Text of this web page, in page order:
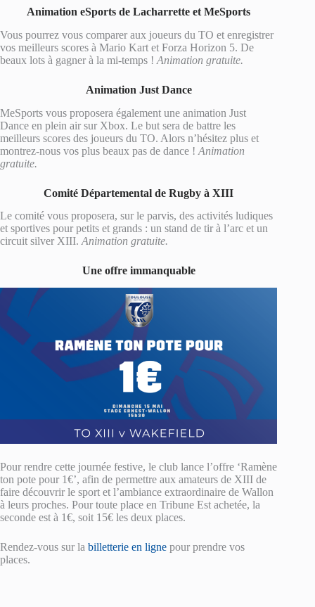
Animation eSports de Lacharrette et MeSports
Vous pourrez vous comparer aux joueurs du TO et enregistrer
vos meilleurs scores à Mario Kart et Forza Horizon 5. De
beaux lots à gagner à la mi-temps ! Animation gratuite.
Animation Just Dance
MeSports vous proposera également une animation Just
Dance en plein air sur Xbox. Le but sera de battre les
meilleurs scores des joueurs du TO. Alors n’hésitez plus et
montrez-nous vos plus beaux pas de dance ! Animation
gratuite.
Comité Départemental de Rugby à XIII
Le comité vous proposera, sur le parvis, des activités ludiques
et sportives pour petits et grands : un stand de tir à l’arc et un
circuit silver XIII.Animation gratuite.
Une offre immanquable
Pour rendre cette journée festive, le club lance l’offre ‘Ramène
ton pote pour 1€’, afin de permettre aux amateurs de XIII de
faire découvrir le sport et l’ambiance extraordinaire de Wallon
à leurs proches. Pour toute place en Tribune Est achetée, la
seconde est à 1€, soit 15€ les deux places.
Rendez-vous sur la billetterie en ligne pour prendre vos
places.